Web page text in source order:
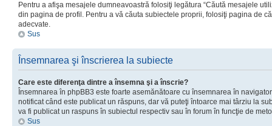
Pentru a afişa mesajele dumneavoastră folosiţi legătura “Căută mesajele
din pagina de profil. Pentru a vă căuta subiectele proprii, folosiţi pagina de
adecvate.
Sus
Însemnarea şi înscrierea la subiecte
Care este diferenţa dintre a însemna şi a înscrie?
Însemnarea în phpBB3 este foarte asemănătoare cu însemnarea în
notificat când este publicat un răspuns, dar vă puteţi întoarce mai târziu la
va fi publicat un raspuns în subiectul respectiv sau în forum în funcţie de
Sus